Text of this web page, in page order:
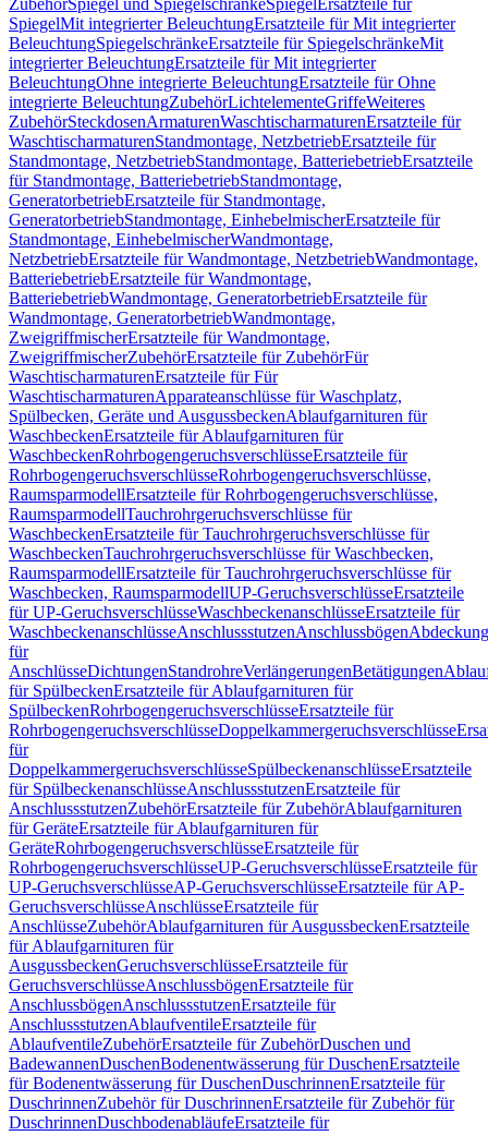
ZubehörSpiegel und SpiegelschränkeSpiegel Ersatzteile für
SpiegelMit integrierter BeleuchtungErsatzteile für Mit integrierter
BeleuchtungSpiegelschränkeErsatzteile für SpiegelschränkeMit
integrierter BeleuchtungErsatzteile für Mit integrierter
BeleuchtungOhne integrierte BeleuchtungErsatzteile für Ohne
integrierte BeleuchtungZubehörLichtelementeGriffeWeiteres
ZubehörSteckdosenArmaturenWaschtischarmaturenErsatzteile für
WaschtischarmaturenStandmontage, NetzbetriebErsatzteile für
Standmontage, NetzbetriebStandmontage, BatteriebetriebErsatzteile
für Standmontage, BatteriebetriebStandmontage,
GeneratorbetriebErsatzteile für Standmontage,
GeneratorbetriebStandmontage, EinhebelmischerErsatzteile für
Standmontage, EinhebelmischerWandmontage,
NetzbetriebErsatzteile für Wandmontage, NetzbetriebWandmontage,
BatteriebetriebErsatzteile für Wandmontage,
BatteriebetriebWandmontage, GeneratorbetriebErsatzteile für
Wandmontage, GeneratorbetriebWandmontage,
ZweigriffmischerErsatzteile für Wandmontage,
ZweigriffmischerZubehörErsatzteile für ZubehörFür
WaschtischarmaturenErsatzteile für Für
WaschtischarmaturenApparateanschlüsse für Waschplatz,
Spülbecken, Geräte und AusgussbeckenAblaufgarnituren für
WaschbeckenErsatzteile für Ablaufgarnituren für
WaschbeckenRohrbogengeruchsverschlüsseErsatzteile für
RohrbogengeruchsverschlüsseRohrbogengeruchsverschlüsse,
RaumsparmodellErsatzteile für Rohrbogengeruchsverschlüsse,
RaumsparmodellTauchrohrgeruchsverschlüsse für
WaschbeckenErsatzteile für Tauchrohrgeruchsverschlüsse für
WaschbeckenTauchrohrgeruchsverschlüsse für Waschbecken,
RaumsparmodellErsatzteile für Tauchrohrgeruchsverschlüsse für
Waschbecken, RaumsparmodellUP-GeruchsverschlüsseErsatzteile
für UP-GeruchsverschlüsseWaschbeckenanschlüsseErsatzteile für
WaschbeckenanschlüsseAnschlussstutzenAnschlussbögen
für
AnschlüsseDichtungenStandrohreVerlängerungenBetätigungen
für SpülbeckenErsatzteile für Ablaufgarnituren für
SpülbeckenRohrbogengeruchsverschlüsseErsatzteile für
RohrbogengeruchsverschlüsseDoppelkammergeruchsverschlüsse
für
DoppelkammergeruchsverschlüsseSpülbeckenanschlüsseErsatzteile
für SpülbeckenanschlüsseAnschlussstutzenErsatzteile für
AnschlussstutzenZubehörErsatzteile für ZubehörAblaufgarnituren
für GeräteErsatzteile für Ablaufgarnituren für
GeräteRohrbogengeruchsverschlüsseErsatzteile für
RohrbogengeruchsverschlüsseUP-GeruchsverschlüsseErsatzteile für
UP-GeruchsverschlüsseAP-GeruchsverschlüsseErsatzteile für AP-
GeruchsverschlüsseAnschlüsseErsatzteile für
AnschlüsseZubehörAblaufgarnituren für AusgussbeckenErsatzteile
für Ablaufgarnituren für
AusgussbeckenGeruchsverschlüsseErsatzteile für
GeruchsverschlüsseAnschlussbögenErsatzteile für
AnschlussbögenAnschlussstutzenErsatzteile für
AnschlussstutzenAblaufventileErsatzteile für
AblaufventileZubehörErsatzteile für ZubehörDuschen und
BadewannenDuschenBodenentwässerung für DuschenErsatzteile
für Bodenentwässerung für DuschenDuschrinnenErsatzteile für
DuschrinnenZubehör für DuschrinnenErsatzteile für Zubehör für
DuschrinnenDuschbodenabläufeErsatzteile für